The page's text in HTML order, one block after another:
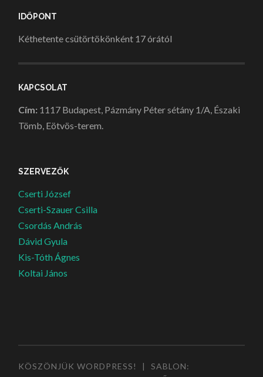
IDŐPONT
Kéthetente csütörtökönként 17 órától
KAPCSOLAT
Cím: 1117 Budapest, Pázmány Péter sétány 1/A, Északi
Tömb, Eötvös-terem.
SZERVEZŐK
Cserti József
Cserti-Szauer Csilla
Csordás András
Dávid Gyula
Kis-Tóth Ágnes
Koltai János
KÖSZÖNJÜK WORDPRESS! |
SABLON: